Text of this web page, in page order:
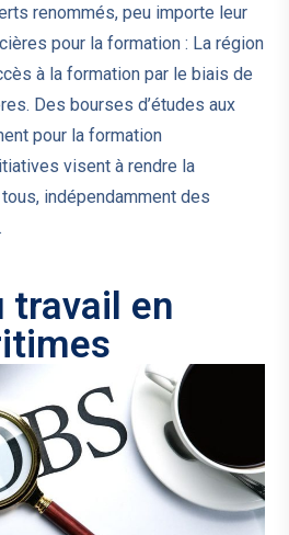
renommés, peu importe leur
pour la formation : La région
à la formation par le biais de
Des bourses d’études aux
pour la formation
visent à rendre la
indépendamment des
travail en